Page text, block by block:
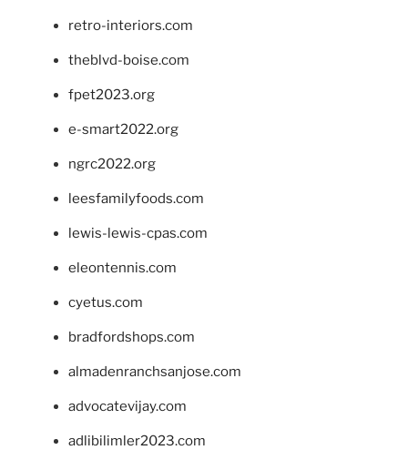
retro-interiors.com
theblvd-boise.com
fpet2023.org
e-smart2022.org
ngrc2022.org
leesfamilyfoods.com
lewis-lewis-cpas.com
eleontennis.com
cyetus.com
bradfordshops.com
almadenranchsanjose.com
advocatevijay.com
adlibilimler2023.com